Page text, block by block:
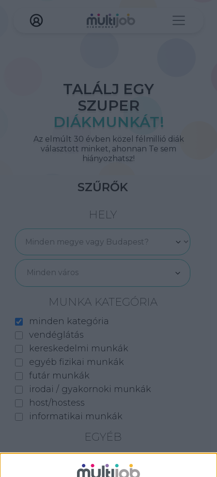
TALÁLJ EGY
SZUPER
DIÁKMUNKÁT!
Az elmúlt 30 évben közel félmillió diák
választott minket, ahonnan Te sem
hiányozhatsz!
SZŰRŐK
HELY
Minden város
MUNKA KATEGÓRIA
minden kategória
vendéglátás
kereskedelmi munkák
egyéb fizikai munkák
futár munkák
irodai / gyakornoki munkák
host/hostess
informatikai munkák
EGYÉB
18 év alatt végezhető
for foreigners (külföldieknek)